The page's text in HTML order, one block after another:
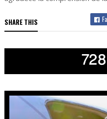
SHARE THIS